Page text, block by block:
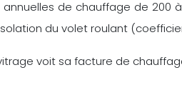
de chauffage de
du volet roulant
voit sa facture de